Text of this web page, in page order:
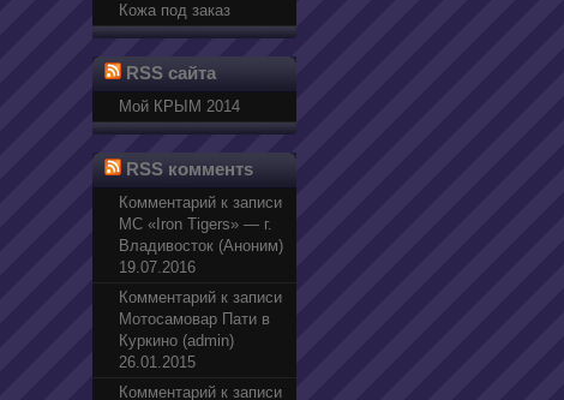
Кожа под заказ
RSS сайта
Мой КРЫМ 2014
RSS комментs
Комментарий к записи
МС «Iron Tigers» — г.
Владивосток (Аноним)
19.07.2016
Комментарий к записи
Мотосамовар Пати в
Куркино (admin)
26.01.2015
Комментарий к записи